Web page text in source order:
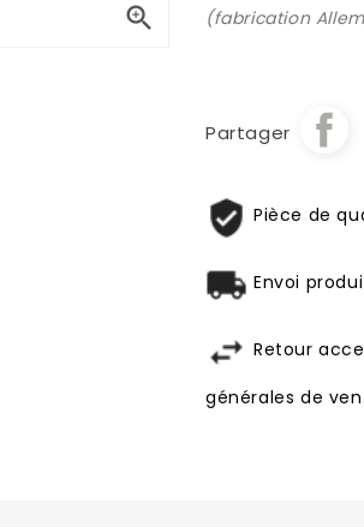

(fabrication
Partager
Pièce de
Envoi
Retour
générales de